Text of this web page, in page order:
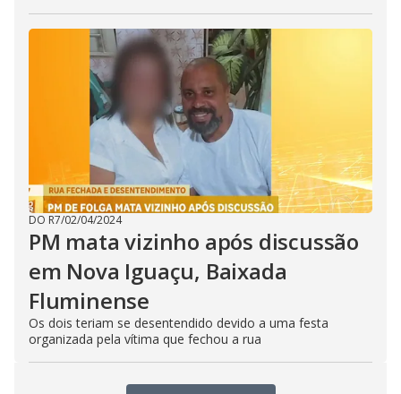
DO R7/02/04/2024
PM mata vizinho após discussão
em Nova Iguaçu, Baixada
Fluminense
Os dois teriam se desentendido devido a uma festa
organizada pela vítima que fechou a rua